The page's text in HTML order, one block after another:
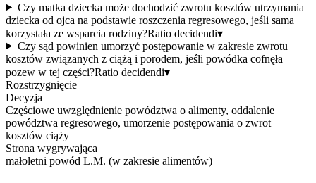
Czy matka dziecka może dochodzić zwrotu kosztów utrzymania
dziecka od ojca na podstawie roszczenia regresowego, jeśli sama
korzystała ze wsparcia rodziny?Ratio decidendi▾
Czy sąd powinien umorzyć postępowanie w zakresie zwrotu
kosztów związanych z ciążą i porodem, jeśli powódka cofnęła
pozew w tej części?Ratio decidendi▾
Rozstrzygnięcie
Decyzja
Częściowe uwzględnienie powództwa o alimenty, oddalenie
powództwa regresowego, umorzenie postępowania o zwrot
kosztów ciąży
Strona wygrywająca
małoletni powód L.M. (w zakresie alimentów)